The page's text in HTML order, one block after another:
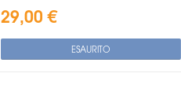
29,00 €
ESAURITO